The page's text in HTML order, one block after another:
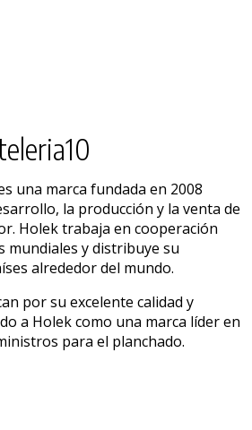
una marca fundada en 2008
la producción y la venta de
Holek trabaja en cooperación
mundiales y distribuye su
alrededor del mundo.
por su excelente calidad y
a Holek como una marca líder en
para el planchado.